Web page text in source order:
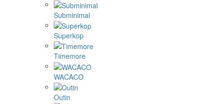
Subminimal
Superkop
Timemore
WACACO
Outin